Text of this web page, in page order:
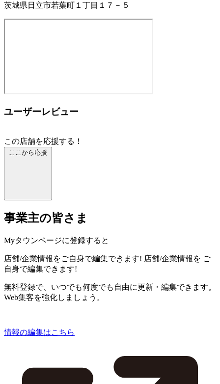
茨城県日立市若葉町１丁目１７－５
ユーザーレビュー
この店舗を応援する！
ここから応援
事業主の皆さま
Myタウンページに登録すると
店舗/企業情報をご自身で編集できます! 店舗/企業情報を ご
自身で編集できます!
無料登録で、いつでも何度でも自由に更新・編集できます。
Web集客を強化しましょう。
情報の編集はこちら